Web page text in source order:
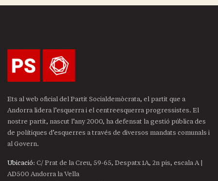
Ets al web oficial del Partit Socialdemòcrata, el partit que a
Andorra lidera l’esquerra i el centreesquerra progressistes. El
nostre partit, nascut l’any 2000, ha defensat la gestió pública des
de polítiques d’esquerres a través de diversos mandats comunals i
al Govern.
Ubicació: C/ Prat de la Creu, 59-65, Despatx 1A, 2n pis, escala A |
AD500 Andorra la Vella